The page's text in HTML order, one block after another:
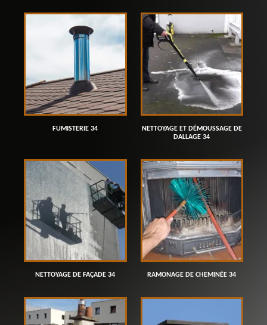
FUMISTERIE 34
NETTOYAGE ET DÉMOUSSAGE DE
DALLAGE 34
NETTOYAGE DE FAÇADE 34 RAMONAGE DE CHEMINÉE 34